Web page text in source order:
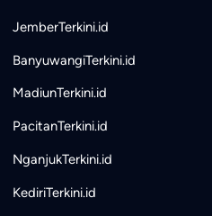
JemberTerkini.id
BanyuwangiTerkini.id
MadiunTerkini.id
PacitanTerkini.id
NganjukTerkini.id
KediriTerkini.id